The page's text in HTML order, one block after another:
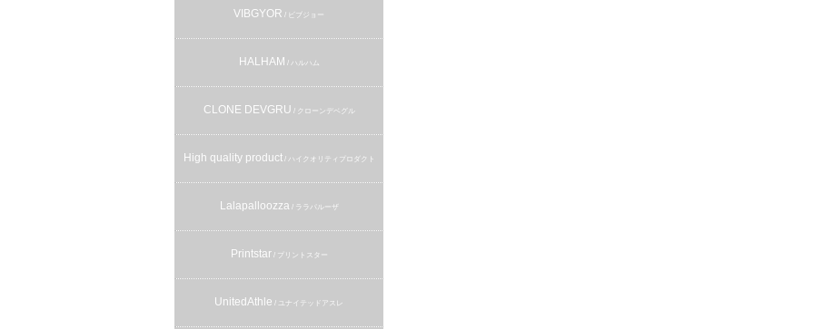
VIBGYOR / ビブジョー
HALHAM / ハルハム
CLONE DEVGRU / クローンデベグル
High quality product/ ハイクオリティプロダクト
Lalapalloozza/ ララパルーザ
Printstar / プリントスター
UnitedAthle / ユナイテッドアスレ